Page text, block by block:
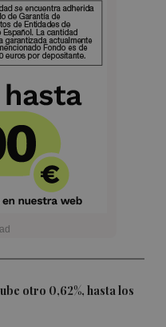
otro 0,62%, hasta los